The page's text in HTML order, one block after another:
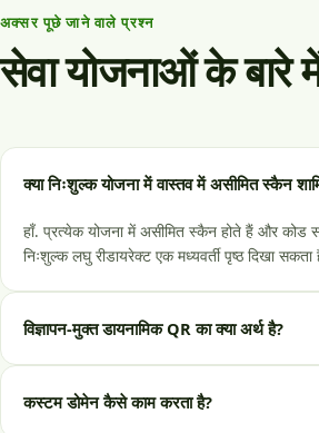
अक्सर पूछे जाने वाले प्रश्न
सेवा योजनाओं के बारे
क्या निःशुल्क योजना में वास्तव में असीमित स्कैन
हाँ. प्रत्येक योजना में असीमित स्कैन होते हैं और कोड
निःशुल्क लघु रीडायरेक्ट एक मध्यवर्ती पृष्ठ दिखा सकता
विज्ञापन-मुक्त डायनामिक QR का क्या अर्थ है?
कस्टम डोमेन कैसे काम करता है?